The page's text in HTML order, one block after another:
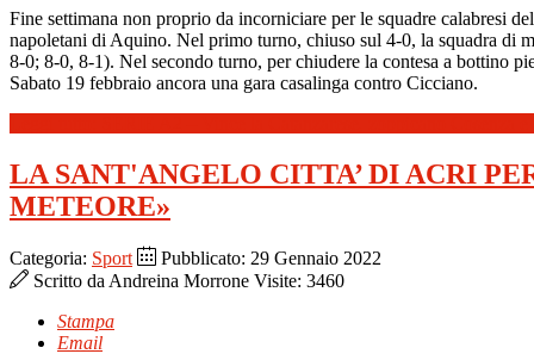
Fine settimana non proprio da incorniciare per le squadre calabresi
napoletani di Aquino. Nel primo turno, chiuso sul 4-0, la squadra di
8-0; 8-0, 8-1). Nel secondo turno, per chiudere la contesa a bottino
Sabato 19 febbraio ancora una gara casalinga contro Cicciano.
LA SANT'ANGELO CITTA’ DI ACRI
METEORE»
Categoria: Sport
Pubblicato: 29 Gennaio 2022
Scritto da Andreina Morrone Visite: 3460
Stampa
Email